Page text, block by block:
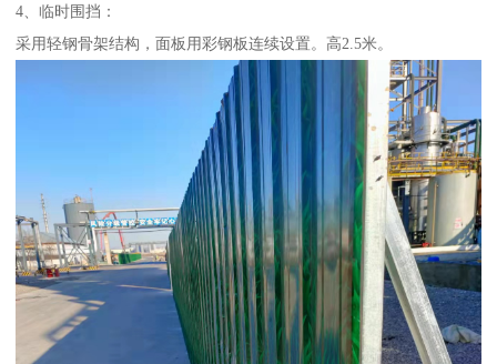
4、临时围挡：
采用轻钢骨架结构，面板用彩钢板连续设置。高2.5米。